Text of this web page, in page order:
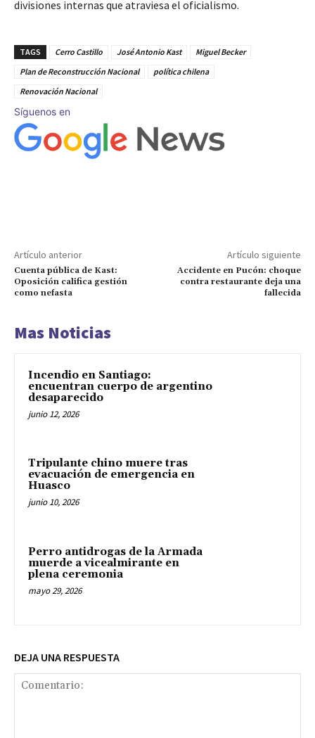
divisiones internas que atraviesa el oficialismo.
TAGS Cerro Castillo José Antonio Kast
Miguel Becker
Plan de Reconstrucción Nacional
política chilena
Renovación Nacional
Síguenos en
Artículo anterior
Cuenta pública de Kast:
Oposición califica gestión
como nefasta
Artículo siguiente
Accidente en Pucón: choque
contra restaurante deja una
fallecida
Mas Noticias
Incendio en Santiago:
encuentran cuerpo de argentino
desaparecido
junio 12, 2026
Tripulante chino muere tras
evacuación de emergencia en
Huasco
junio 10, 2026
Perro antidrogas de la Armada
muerde a vicealmirante en
plena ceremonia
mayo 29, 2026
DEJA UNA RESPUESTA